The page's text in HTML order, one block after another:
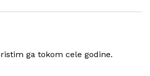
ga tokom cele godine.